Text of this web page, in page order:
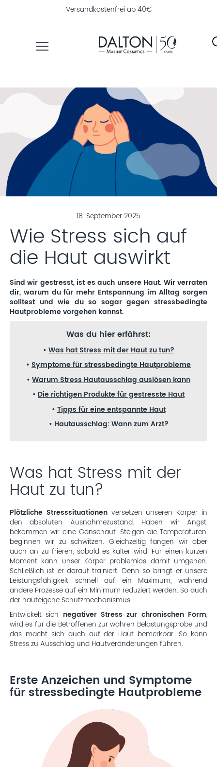
30 Tage Geld-zurück-Garantie
PFLEGELINIEN
NAHRUNGSERGÄNZUNG
PRODUKTFINDER
ÜBER
DALTON
INSTITUTSKOSMETIK
18. September 2025
Wie Stress sich auf
die Haut auswirkt
Sind wir gestresst, ist es auch unsere Haut. Wir verraten
dir, warum du für mehr Entspannung im Alltag sorgen
solltest und wie du so sogar gegen stressbedingte
Hautprobleme vorgehen kannst.
Was du hier erfährst:
• Was hat Stress mit der Haut zu tun?
• Symptome für stressbedingte Hautprobleme
• Warum Stress Hautausschlag auslösen kann
• Die richtigen Produkte für gestresste Haut
• Tipps für eine entspannte Haut
•Hautausschlag: Wann zum Arzt?
Was hat Stress mit der
Haut zu tun?
Plötzliche Stresssituationen versetzen unseren Körper in
den absoluten Ausnahmezustand. Haben wir Angst,
bekommen wir eine Gänsehaut. Steigen die Temperaturen,
beginnen wir zu schwitzen. Gleichzeitig fangen wir aber
auch an zu frieren, sobald es kälter wird. Für einen kurzen
Moment kann unser Körper problemlos damit umgehen.
Schließlich ist er darauf trainiert. Denn so bringt er unsere
Leistungsfähigkeit schnell auf ein Maximum, während
andere Prozesse auf ein Minimum reduziert werden. So auch
der hauteigene Schutzmechanismus.
Entwickelt sich negativer Stress zur chronischen Form,
wird es für die Betroffenen zur wahren Belastungsprobe und
das macht sich auch auf der Haut bemerkbar. So kann
Stress zu Ausschlag und Hautveränderungen führen.
Erste Anzeichen und Symptome
für stressbedingte Hautprobleme